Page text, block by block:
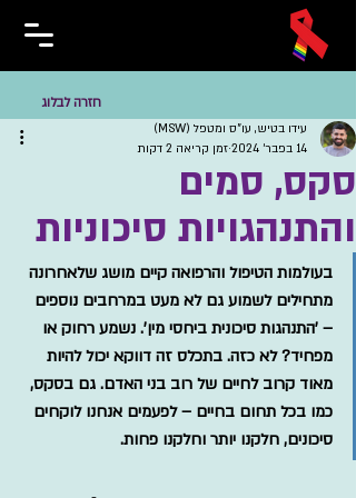
חזרה לבלוג
סקס, סמים
והתנהגויות סיכוניות
עידו בטיש, עו"ס ומטפל (MSW)
14 בפבר׳ 2024
זמן קריאה 2 דקות
בעולמות הטיפול והרפואה קיים מושג שלאחרונה
מתחילים לשמוע גם לא מעט במרחבים נוספים
– 'התנהגות סיכונית ביחסי מין'. נשמע רחוק או
מפחיד? לא כזה. בתכלס זה דווקא יכול להיות
מאוד קרוב לחיים של רוב בני האדם. גם בסקס,
כמו בכל תחום בחיים – לפעמים אנחנו לוקחים
סיכונים, חלקנו יותר וחלקנו פחות.